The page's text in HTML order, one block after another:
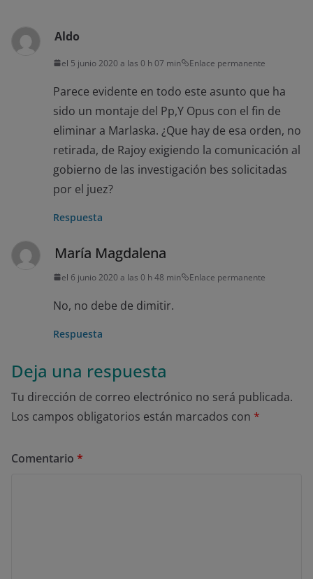
Aldo
el 5 junio 2020 a las 0 h 07 min Enlace permanente
Parece evidente en todo este asunto que ha
sido un montaje del Pp,Y Opus con el fin de
eliminar a Marlaska. ¿Que hay de esa orden, no
retirada, de Rajoy exigiendo la comunicación al
gobierno de las investigación bes solicitadas
por el juez?
Respuesta
María Magdalena
el 6 junio 2020 a las 0 h 48 min Enlace permanente
No, no debe de dimitir.
Respuesta
Deja una respuesta
Tu dirección de correo electrónico no será publicada.
Los campos obligatorios están marcados con *
Comentario *